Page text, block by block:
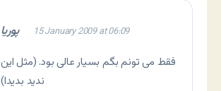
پوریا 15 January 2009 at 06:09
فقط می تونم بگم بسیار عالی بود.‌ (مثل این
ندید بدیدا)